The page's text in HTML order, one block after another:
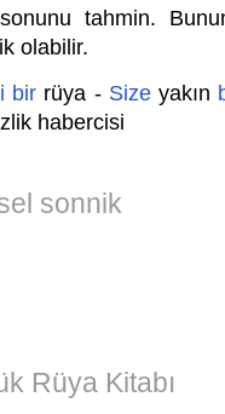
sonunu tahmin.
olabilir.
bir rüya - Sizeyakın
habercisi
sonnik
Rüya Kitabı